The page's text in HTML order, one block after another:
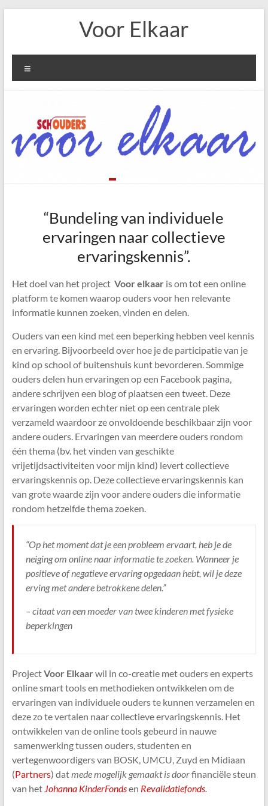
Voor Elkaar
“Bundeling van individuele
ervaringen naar collectieve
ervaringskennis”.
Het doel van het project Voor elkaar is om tot een online
platform te komen waarop ouders voor hen relevante
informatie kunnen zoeken, vinden en delen.
Ouders van een kind met een beperking hebben veel kennis
en ervaring. Bijvoorbeeld over hoe je de participatie van je
kind op school of buitenshuis kunt bevorderen. Sommige
ouders delen hun ervaringen op een Facebook pagina,
andere schrijven een blog of plaatsen een tweet. Deze
ervaringen worden echter niet op een centrale plek
verzameld waardoor ze onvoldoende beschikbaar zijn voor
andere ouders. Ervaringen van meerdere ouders rondom
één thema (bv. het vinden van geschikte
vrijetijdsactiviteiten voor mijn kind) levert collectieve
ervaringskennis op. Deze collectieve ervaringskennis kan
van grote waarde zijn voor andere ouders die informatie
rondom hetzelfde thema zoeken.
“Op het moment dat je een probleem ervaart, heb je de
neiging om online naar informatie te zoeken. Wanneer je
positieve of negatieve ervaring opgedaan hebt, wil je deze
erving met andere betrokkene delen.”
– citaat van een moeder van twee kinderen met fysieke
beperkingen
ProjectVoor Elkaarwil in co-creatie met ouders en experts
online smart tools en methodieken ontwikkelen om de
ervaringen van individuele ouders te kunnen verzamelen en
deze zo te vertalen naar collectieve ervaringskennis. Het
ontwikkelen van de online tools gebeurd in nauwe
samenwerking tussen ouders, studenten en
vertegenwoordigers van BOSK, UMCU, Zuyd en Midiaan
(Partners) datmede mogelijk gemaakt is doorfinanciële steun
van het Johanna KinderFondsen Revalidatiefonds.